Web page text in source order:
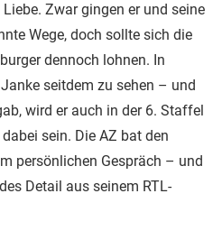
Zwar gingen er und seine
Wege, doch sollte sich die
dennoch lohnen. In
seitdem zu sehen – und
wird er auch in der 6. Staffel
sein. Die AZ bat den
persönlichen Gespräch – und
Detail aus seinem RTL-